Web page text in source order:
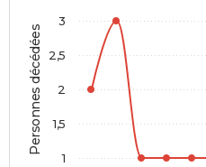
Personnes décédées
1
1,5
2
2,5
3